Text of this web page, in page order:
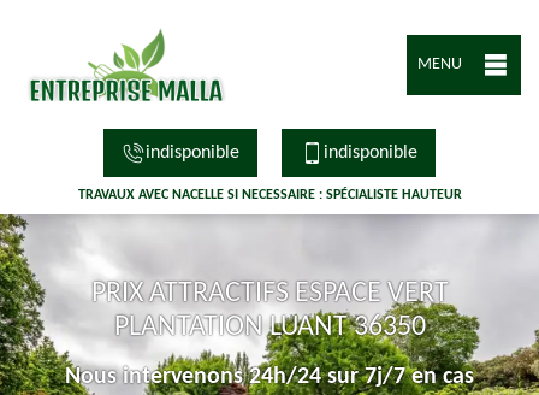
MENU
indisponible indisponible
TRAVAUX AVEC NACELLE SI NECESSAIRE : SPÉCIALISTE HAUTEUR
PRIX ATTRACTIFS ESPACE VERT
PLANTATION LUANT 36350
Nous intervenons 24h/24 sur 7j/7 en cas